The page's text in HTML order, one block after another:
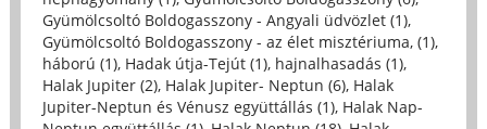
Gyümölcsoltó Boldogasszony - Angyali üdvözlet (1),
Gyümölcsoltó Boldogasszony - az élet misztériuma, (1),
háború (1), Hadak útja-Tejút (1), hajnalhasadás (1),
Halak Jupiter (2), Halak Jupiter- Neptun (6), Halak
Jupiter-Neptun és Vénusz együttállás (1), Halak Nap-